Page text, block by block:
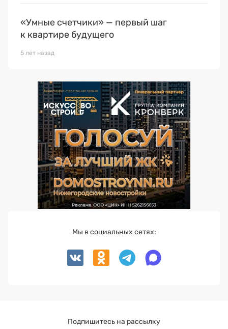
«Умные счетчики» — первый шаг
к квартире будущего
5 лет назад
Мы в социальных сетях:
Подпишитесь на рассылку